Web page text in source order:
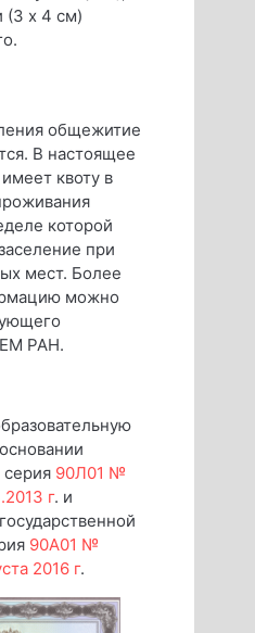
(3 х 4 см)
общежитие
В настоящее
квоту в
которой
при
мест. Более
можно
РАН.
90Л01 №
г. и
90А01 №
2016 г.